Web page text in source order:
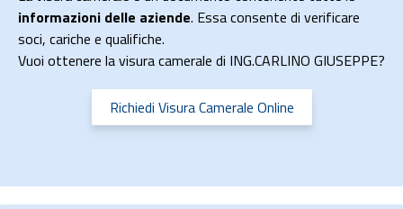
informazioni delle aziende. Essa consente di verificare
soci, cariche e qualifiche.
Vuoi ottenere la visura camerale di ING.CARLINO GIUSEPPE?
Richiedi Visura Camerale Online